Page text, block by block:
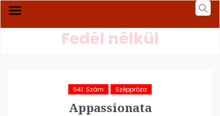
Fedél nélkül
541. Szám Széppróza
Appassionata